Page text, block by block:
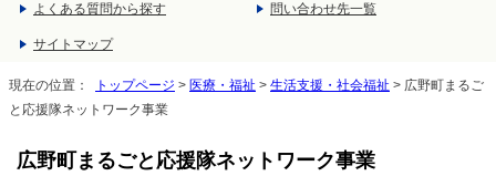
よくある質問から探す 問い合わせ先一覧
サイトマップ
現在の位置： トップページ > 医療・福祉 > 生活支援・社会福祉 > 広野町まるご
と応援隊ネットワーク事業
広野町まるごと応援隊ネットワーク事業